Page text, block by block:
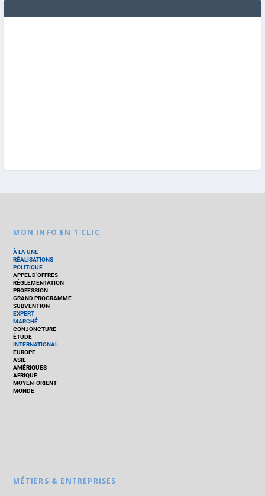
MON INFO EN 1 CLIC
À LA UNE
RÉALISATIONS
POLITIQUE
APPEL D’OFFRES
RÉGLEMENTATION
PROFESSION
GRAND PROGRAMME
SUBVENTION
EXPERT
MARCHÉ
CONJONCTURE
ÉTUDE
INTERNATIONAL
EUROPE
ASIE
AMÉRIQUES
AFRIQUE
MOYEN-ORIENT
MONDE
MÉTIERS & ENTREPRISES